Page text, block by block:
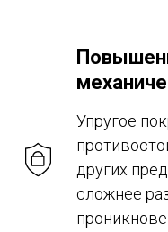
Упругое
других
сложнее